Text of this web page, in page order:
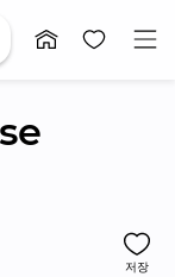
저장